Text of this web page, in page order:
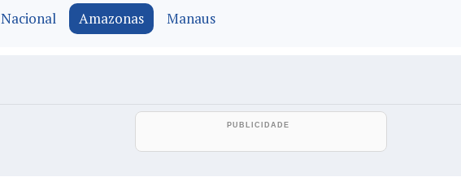
Nacional Amazonas Manaus